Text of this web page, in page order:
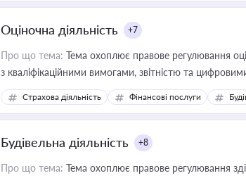
Оціночна діяльність +7
Про що тема: Тема охоплює правове регулювання
з кваліфікаційними вимогами, звітністю та
медійних змін у цій сфері корисне для власника
приватизації, оренди державного майна,
Страхова діяльність Фінансові послуги
Будівельна діяльність +8
Про що тема: Тема охоплює правове регулювання